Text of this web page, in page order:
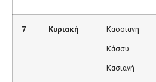
7 Κυριακή Κασσιανή
Κάσσυ
Κασιανή